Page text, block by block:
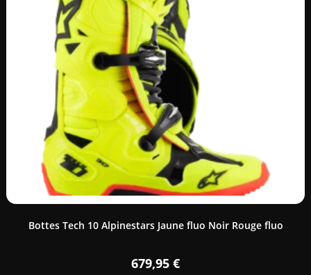
Bottes Tech 10 Alpinestars Jaune fluo Noir Rouge fluo
679,95 €